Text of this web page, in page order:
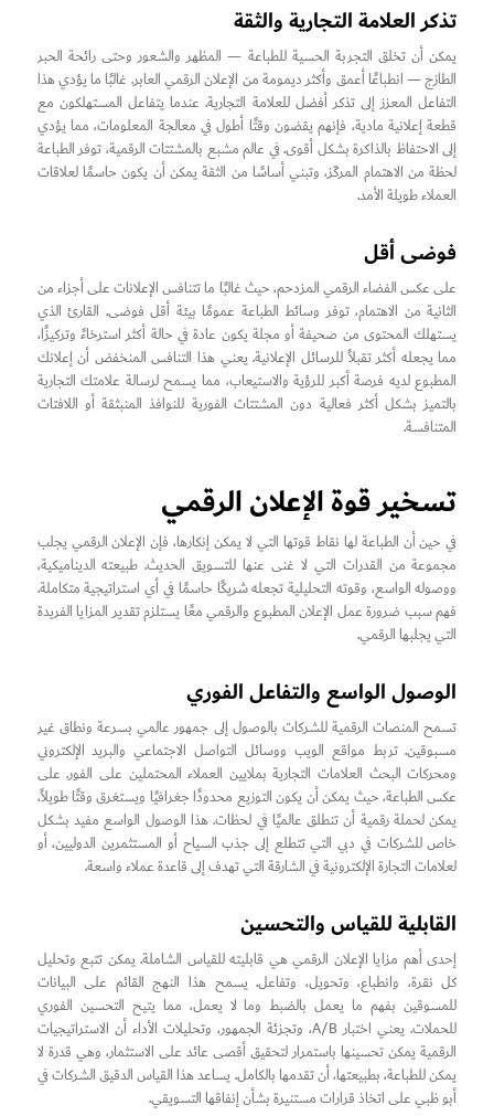
تذكر العلامة التجارية والثقة
يمكن أن تخلق التجربة الحسية للطباعة — المظهر والشعور وحتى رائحة الحبر
الطازج — انطباعًا أعمق وأكثر ديمومة من الإعلان الرقمي العابر. غالبًا ما يؤدي هذا
التفاعل المعزز إلى تذكر أفضل للعلامة التجارية. عندما يتفاعل المستهلكون مع
قطعة إعلانية مادية، فإنهم يقضون وقتًا أطول في معالجة المعلومات، مما يؤدي
إلى الاحتفاظ بالذاكرة بشكل أقوى. في عالم مشبع بالمشتتات الرقمية، توفر الطباعة
لحظة من الاهتمام المركّز، وتبني أساسًا من الثقة يمكن أن يكون حاسمًا لعلاقات
العملاء طويلة الأمد.
فوضى أقل
على عكس الفضاء الرقمي المزدحم، حيث غالبًا ما تتنافس الإعلانات على أجزاء من
الثانية من الاهتمام، توفر وسائط الطباعة عمومًا بيئة أقل فوضى. القارئ الذي
يستهلك المحتوى من صحيفة أو مجلة يكون عادة في حالة أكثر استرخاءً وتركيزًا،
مما يجعله أكثر تقبلاً للرسائل الإعلانية. يعني هذا التنافس المنخفض أن إعلانك
المطبوع لديه فرصة أكبر للرؤية والاستيعاب، مما يسمح لرسالة علامتك التجارية
بالتميز بشكل أكثر فعالية دون المشتتات الفورية للنوافذ المنبثقة أو اللافتات
المتنافسة.
تسخير قوة الإعلان الرقمي
في حين أن الطباعة لها نقاط قوتها التي لا يمكن إنكارها، فإن الإعلان الرقمي يجلب
مجموعة من القدرات التي لا غنى عنها للتسويق الحديث. طبيعته الديناميكية،
ووصوله الواسع، وقوته التحليلية تجعله شريكًا حاسمًا في أي استراتيجية متكاملة.
فهم سبب ضرورة عمل الإعلان المطبوع والرقمي معًا يستلزم تقدير المزايا الفريدة
التي يجلبها الرقمي.
الوصول الواسع والتفاعل الفوري
تسمح المنصات الرقمية للشركات بالوصول إلى جمهور عالمي بسرعة ونطاق غير
مسبوقين. تربط مواقع الويب ووسائل التواصل الاجتماعي والبريد الإلكتروني
ومحركات البحث العلامات التجارية بملايين العملاء المحتملين على الفور. على
عكس الطباعة، حيث يمكن أن يكون التوزيع محدودًا جغرافيًا ويستغرق وقتًا طويلاً،
يمكن لحملة رقمية أن تنطلق عالميًا في لحظات. هذا الوصول الواسع مفيد بشكل
خاص للشركات في دبي التي تتطلع إلى جذب السياح أو المستثمرين الدوليين، أو
لعلامات التجارة الإلكترونية في الشارقة التي تهدف إلى قاعدة عملاء واسعة.
القابلية للقياس والتحسين
إحدى أهم مزايا الإعلان الرقمي هي قابليته للقياس الشاملة. يمكن تتبع وتحليل
كل نقرة، وانطباع، وتحويل، وتفاعل. يسمح هذا النهج القائم على البيانات
للمسوقين بفهم ما يعمل بالضبط وما لا يعمل، مما يتيح التحسين الفوري
للحملات. يعني اختبار A/B، وتجزئة الجمهور، وتحليلات الأداء أن الاستراتيجيات
الرقمية يمكن تحسينها باستمرار لتحقيق أقصى عائد على الاستثمار، وهي قدرة لا
يمكن للطباعة، بطبيعتها، أن تقدمها بالكامل. يساعد هذا القياس الدقيق الشركات في
أبو ظبي على اتخاذ قرارات مستنيرة بشأن إنفاقها التسويقي.